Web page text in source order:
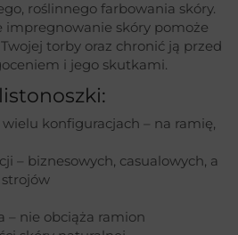
roślinnego farbowania skóry.
impregnowanie skóry pomoże
torby oraz chronić ją przed
i jego skutkami.
konfiguracjach – na ramię,
– biznesowych, casualowych, a
nie obciąża ramion